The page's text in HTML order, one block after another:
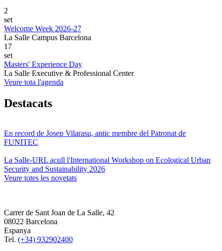
2
set
Welcome Week 2026-27
La Salle Campus Barcelona
17
set
Masters' Experience Day
La Salle Executive & Professional Center
Veure tota l'agenda
Destacats
En record de Josep Vilarasu, antic membre del Patronat de
FUNITEC
La Salle-URL acull l'International Workshop on Ecological Urban
Security and Sustainability 2026
Veure totes les novetats
Carrer de Sant Joan de La Salle, 42
08022 Barcelona
Espanya
Tel. (+34) 932902400